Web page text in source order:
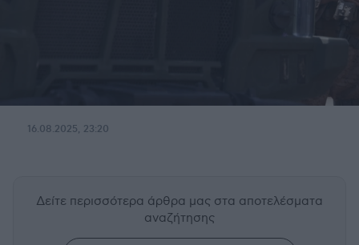
16.08.2025, 23:20
Δείτε περισσότερα άρθρα μας στα αποτελέσματα
αναζήτησης